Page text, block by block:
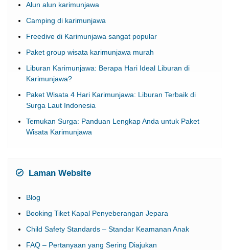
Alun alun karimunjawa
Camping di karimunjawa
Freedive di Karimunjawa sangat popular
Paket group wisata karimunjawa murah
Liburan Karimunjawa: Berapa Hari Ideal Liburan di
Karimunjawa?
Paket Wisata 4 Hari Karimunjawa: Liburan Terbaik di
Surga Laut Indonesia
Temukan Surga: Panduan Lengkap Anda untuk Paket
Wisata Karimunjawa
Laman Website
Blog
Booking Tiket Kapal Penyeberangan Jepara
Child Safety Standards – Standar Keamanan Anak
FAQ – Pertanyaan yang Sering Diajukan